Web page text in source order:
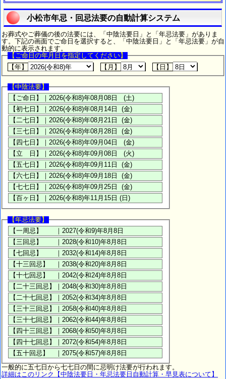
小松市年忌・回忌法要の自動計算システム
お葬式やご葬儀の後の法要には、「中陰法要日」と「年忌法要」がありま
す。下記の画面でご命日を選択すると、「中陰法要日」と「年忌法要」が自
動的に表示されます。
【ご命日の年月日を指定してください】
【年】
【月】 【日】
【中陰法要】
【年忌法要】
一般的に五七日から七七日の間に忌明け法要が行われます。
詳細はこのリンク【中陰法要日・年忌法要日自動計算・早見表について】